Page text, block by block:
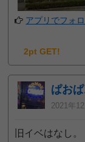
アプリでフォ
2pt GET!
ぱお
2021年
旧イベはなし。